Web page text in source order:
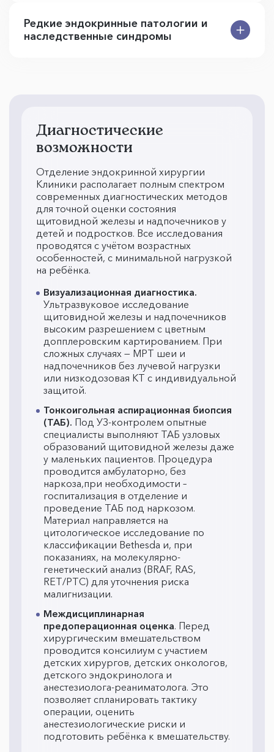
Редкие эндокринные патологии и
наследственные синдромы
Диагностические
возможности
Отделение эндокринной хирургии
Клиники располагает полным спектром
современных диагностических методов
для точной оценки состояния
щитовидной железы и надпочечников у
детей и подростков. Все исследования
проводятся с учётом возрастных
особенностей, с минимальной нагрузкой
на ребёнка.
Визуализационная диагностика.
Ультразвуковое исследование
щитовидной железы и надпочечников
высоким разрешением с цветным
допплеровским картированием. При
сложных случаях — МРТ шеи и
надпочечников без лучевой нагрузки
или низкодозовая КТ с индивидуальной
защитой.
Тонкоигольная аспирационная биопсия
(ТАБ). Под УЗ-контролем опытные
специалисты выполняют ТАБ узловых
образований щитовидной железы даже
у маленьких пациентов. Процедура
проводится амбулаторно, без
наркоза,при необходимости –
госпитализация в отделение и
проведение ТАБ под наркозом.
Материал направляется на
цитологическое исследование по
классификации Bethesda и, при
показаниях, на молекулярно-
генетический анализ (BRAF, RAS,
RET/PTC) для уточнения риска
малигнизации.
Междисциплинарная
предоперационная оценка. Перед
хирургическим вмешательством
проводится консилиум с участием
детских хирургов, детских онкологов,
детского эндокринолога и
анестезиолога-реаниматолога. Это
позволяет спланировать тактику
операции, оценить
анестезиологические риски и
подготовить ребёнка к вмешательству.